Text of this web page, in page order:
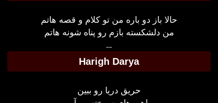
حالا باز دو باره من تو کلام و قصه هاتم
من دلشکسته بازم رو پناه شونه هاتم
...
Harigh Darya
حریق دریا رو ببین